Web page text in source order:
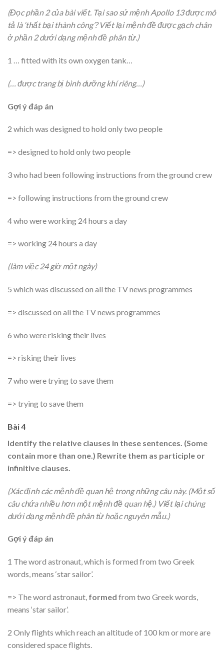
(Đọc phần 2 của bài viết. Tại sao sứ mệnh Apollo 13 được mô
tả là ‘thất bại thành công’? Viết lại mệnh đề được gạch chân
ở phần 2 dưới dạng mệnh đề phân từ.)
1 … fitted with its own oxygen tank…
(… được trang bị bình dưỡng khí riêng…)
Gợi ý đáp án
2 which was designed to hold only two people
=> designed to hold only two people
3 who had been following instructions from the ground crew
=> following instructions from the ground crew
4 who were working 24 hours a day
=> working 24 hours a day
(làm việc 24 giờ một ngày)
5 which was discussed on all the TV news programmes
=> discussed on all the TV news programmes
6 who were risking their lives
=> risking their lives
7 who were trying to save them
=> trying to save them
Bài 4
Identify the relative clauses in these sentences. (Some
contain more than one.) Rewrite them as participle or
infinitive clauses.
(Xác định các mệnh đề quan hệ trong những câu này. (Một số
câu chứa nhiều hơn một mệnh đề quan hệ.) Viết lại chúng
dưới dạng mệnh đề phân từ hoặc nguyên mẫu.)
Gợi ý đáp án
1 The word astronaut, which is formed from two Greek
words, means ‘star sailor’.
=> The word astronaut, formed from two Greek words,
means ‘star sailor’.
2 Only flights which reach an altitude of 100 km or more are
considered space flights.